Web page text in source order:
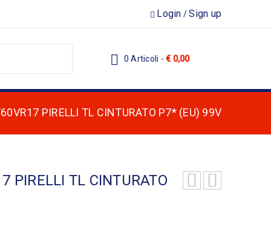
Login /Sign up
0 Articoli - € 0,00
PIRELLI TL CINTURATO P7* (EU) 99V
PIRELLI TL CINTURATO